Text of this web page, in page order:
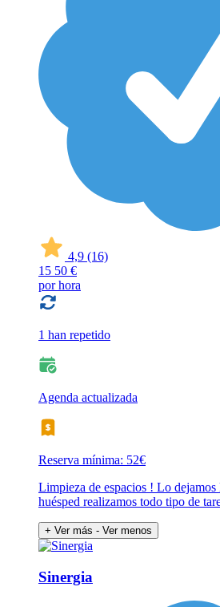
4,9 (16)
15 50 €
por hora
1 han repetido
Agenda actualizada
Reserva mínima: 52€
Limpieza de espacios ! Lo dejamos
huésped realizamos todo tipo de
+ Ver más - Ver menos
Sinergia